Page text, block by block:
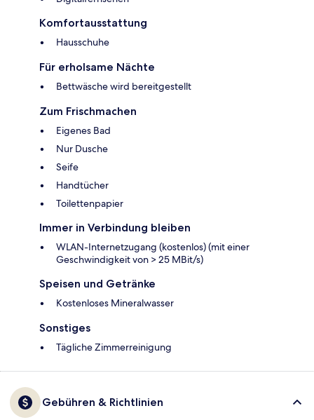
Komfortausstattung
Hausschuhe
Für erholsame Nächte
Bettwäsche wird bereitgestellt
Zum Frischmachen
Eigenes Bad
Nur Dusche
Seife
Handtücher
Toilettenpapier
Immer in Verbindung bleiben
WLAN-Internetzugang (kostenlos) (mit einer
Geschwindigkeit von > 25 MBit/s)
Speisen und Getränke
Kostenloses Mineralwasser
Sonstiges
Tägliche Zimmerreinigung
Gebühren & Richtlinien